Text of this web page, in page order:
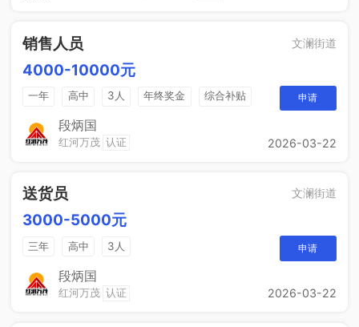
销售人员 文澜街道
4000-10000元
一年 高中 3人 年终奖金
综合补贴
奖励计划
申请
段炳国
红河万茂 认证 2026-03-22
送货员 文澜街道
3000-5000元
三年 高中 3人 申请
段炳国
红河万茂 认证 2026-03-22